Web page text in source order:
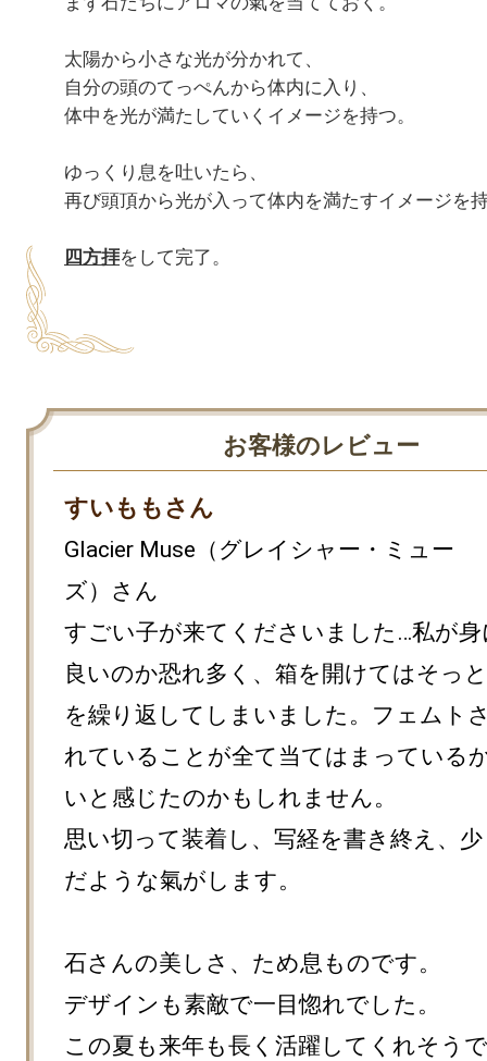
太陽から小さな光が分かれて、
自分の頭のてっぺんから体内に入り、
体中を光が満たしていくイメージを持つ。
ゆっくり息を吐いたら、
再び頭頂から光が入って体内を満たすイメージを
四方拝をして完了。
お客様のレビュー
すいももさん
Glacier Muse（グレイシャー・ミュー
ズ）さん
すごい子が来てくださいました…私が
良いのか恐れ多く、箱を開けてはそっ
を繰り返してしまいました。フェムト
れていることが全て当てはまっている
いと感じたのかもしれません。
思い切って装着し、写経を書き終え、
だような氣がします。
石さんの美しさ、ため息ものです。
デザインも素敵で一目惚れでした。
この夏も来年も長く活躍してくれそう